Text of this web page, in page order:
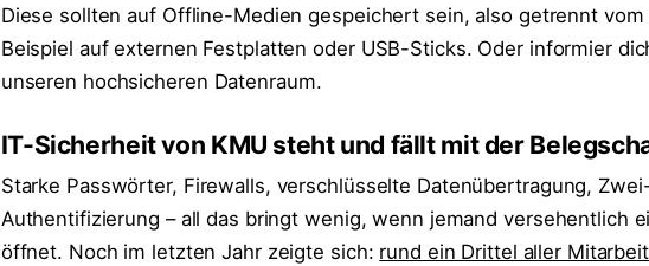
Diese sollten auf Offline-Medien gespeichert sein, also getrennt
Beispiel auf externen Festplatten oder USB-Sticks. Oder informier
unseren hochsicheren Datenraum.
IT-Sicherheit von KMU steht und fällt mit der
Starke Passwörter, Firewalls, verschlüsselte Datenübertragung,
Authentifizierung – all das bringt wenig, wenn jemand versehentlich
öffnet. Noch im letzten Jahr zeigte sich: rund ein Drittel aller